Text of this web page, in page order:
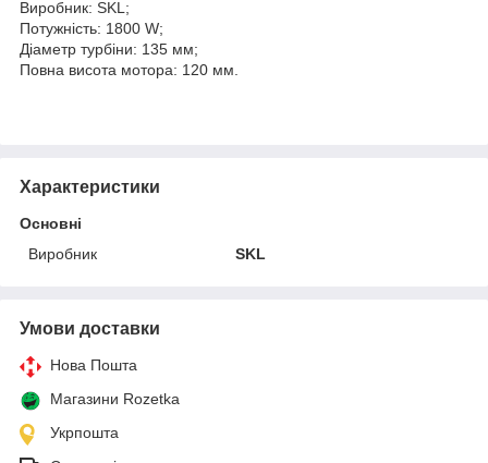
Виробник: SKL;
Потужність: 1800 W;
Діаметр турбіни: 135 мм;
Повна висота мотора: 120 мм.
Характеристики
Основні
Виробник
SKL
Умови доставки
Нова Пошта
Магазини Rozetka
Укрпошта